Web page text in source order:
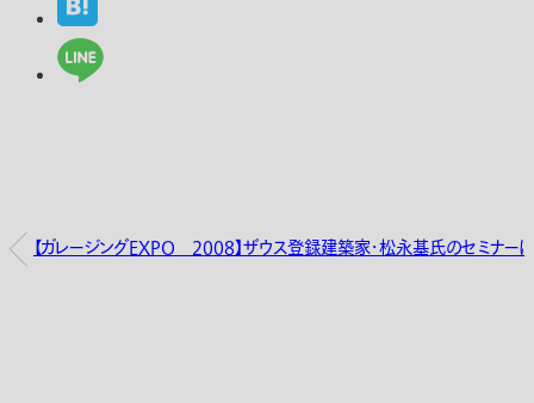
【ガレージングEXPO 2008】ザウス登録建築家・松永基氏のセミナー